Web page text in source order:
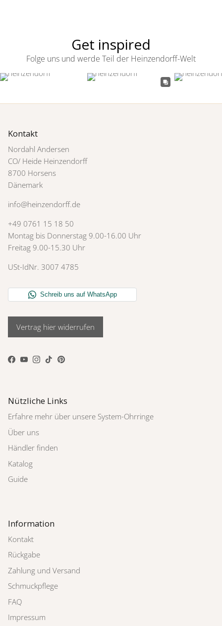
Get inspired
Folge uns und werde Teil der Heinzendorff-Welt
Kontakt
Nordahl Andersen
CO/ Heide Heinzendorff
8700 Horsens
Dänemark
info@heinzendorff.de
+49 0761 15 18 50
Montag bis Donnerstag 9.00-16.00 Uhr
Freitag 9.00-15.30 Uhr
USt-IdNr. 3007 4785
Vertrag hier widerrufen
Facebook
YouTube
Instagram
TikTokPinterest
Nützliche Links
Erfahre mehr über unsere System-Ohrringe
Über uns
Händler finden
Katalog
Guide
Information
Kontakt
Rückgabe
Zahlung und Versand
Schmuckpflege
FAQ
Impressum